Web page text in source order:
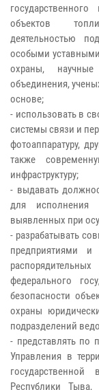
объектов
деятельностью
особыми
охраны,
объединения,
основе;
- использовать в
системы связи и
фотоаппаратуру,
также
инфраструктуру;
- выдавать
для исполнения
выявленных при
- разрабатывать
предприятиями
федерального
безопасности
охраны
подразделений
- представлять по
Управления в
государственной
Республики